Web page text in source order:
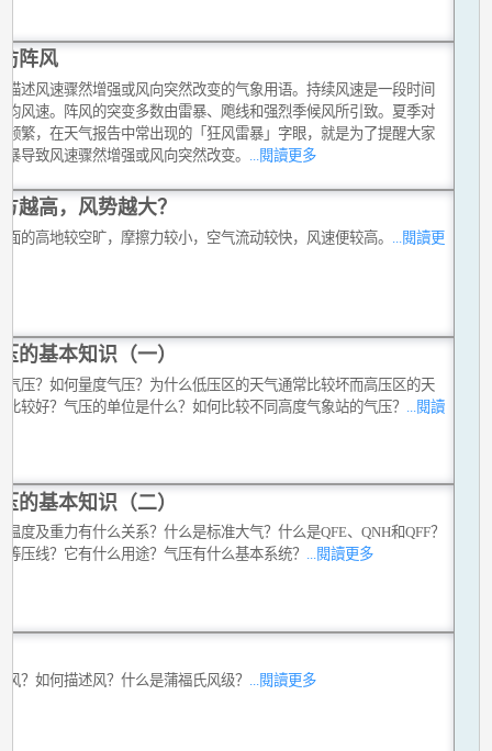
阵风
描述风速骤然增强或风向突然改变的气象用语。持续风速是一段时间
均风速。阵风的突变多数由雷暴、飑线和强烈季候风所引致。夏季对
频繁，在天气报告中常出现的「狂风雷暴」字眼，就是为了提醒大家
暴导致风速骤然增强或风向突然改变。 ...閱讀更多
越高，风势越大？
面的高地较空旷，摩擦力较小，空气流动较快，风速便较高。 ...閱讀更
的基本知识（一）
气压？如何量度气压？为什么低压区的天气通常比较坏而高压区的天
比较好？气压的单位是什么？如何比较不同高度气象站的气压？
...閱讀
的基本知识（二）
温度及重力有什么关系？什么是标准大气？什么是QFE、QNH和QFF？
等压线？它有什么用途？气压有什么基本系统？ ...閱讀更多
风？如何描述风？什么是蒲福氏风级？ ...閱讀更多